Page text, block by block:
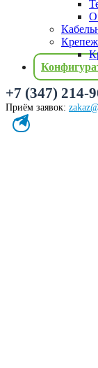
+7 (347) 214-
Приём заявок: